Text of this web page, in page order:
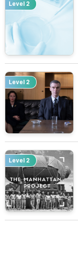
Level 2
Level 2
Level 2